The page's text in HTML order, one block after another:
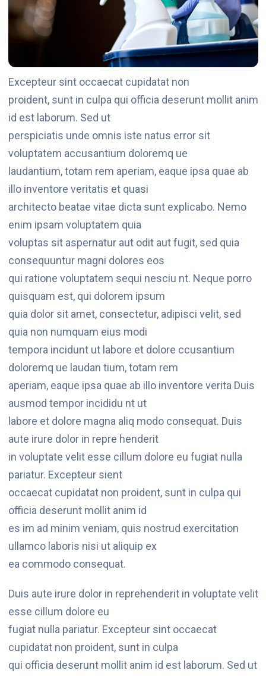
Excepteur sint occaecat cupidatat non
proident, sunt in culpa qui officia deserunt mollit anim
id est laborum. Sed ut
perspiciatis unde omnis iste natus error sit
voluptatem accusantium doloremq ue
laudantium, totam rem aperiam, eaque ipsa quae ab
illo inventore veritatis et quasi
architecto beatae vitae dicta sunt explicabo. Nemo
enim ipsam voluptatem quia
voluptas sit aspernatur aut odit aut fugit, sed quia
consequuntur magni dolores eos
qui ratione voluptatem sequi nesciu nt. Neque porro
quisquam est, qui dolorem ipsum
quia dolor sit amet, consectetur, adipisci velit, sed
quia non numquam eius modi
tempora incidunt ut labore et dolore ccusantium
doloremq ue laudan tium, totam rem
aperiam, eaque ipsa quae ab illo inventore verita Duis
ausmod tempor incididu nt ut
labore et dolore magna aliq modo consequat. Duis
aute irure dolor in repre henderit
in voluptate velit esse cillum dolore eu fugiat nulla
pariatur. Excepteur sient
occaecat cupidatat non proident, sunt in culpa qui
officia deserunt mollit anim id
es im ad minim veniam, quis nostrud exercitation
ullamco laboris nisi ut aliquip ex
ea commodo consequat.
Duis aute irure dolor in reprehenderit in voluptate velit
esse cillum dolore eu
fugiat nulla pariatur. Excepteur sint occaecat
cupidatat non proident, sunt in culpa
qui officia deserunt mollit anim id est laborum. Sed ut